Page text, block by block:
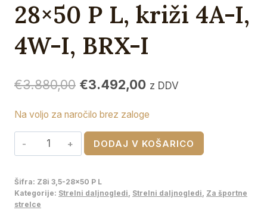
28×50 P L, križi 4A-I,
4W-I, BRX-I
€3.880,00 Izvirna
bila:
€3.492,00 Trenutna
€3.492,00.
z DDV
Na voljo za naročilo brez zaloge
Swarovski
Z8i
28x50
P
DODAJ V KOŠARICO
Šifra: Z8i 3,5-28x50 P L
Kategorije: Strelni daljnogledi Strelni daljnogledi Za športne
strelce